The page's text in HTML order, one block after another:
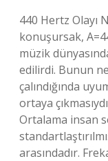
440 Hertz Olayı
konuşursak,
müzik
edilirdi. Bunun
çalındığında
ortaya
Ortalama insan
arasındadır.